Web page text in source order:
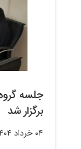
جلسه
برگزار شد
۰۴ خرداد ۱۴۰۴